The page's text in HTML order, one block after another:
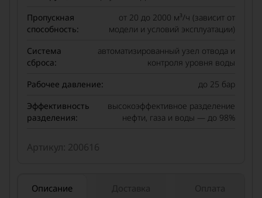
Пропускная
способность:
от 20 до 2000 м³/ч (зависит от
модели и условий эксплуатации)
Система
сброса:
автоматизированный узел отвода и
контроля уровня воды
Рабочее давление:
до 25 бар
Эффективность
разделения:
высокоэффективное разделение
нефти, газа и воды — до 98%
Артикул: 200616
Описание